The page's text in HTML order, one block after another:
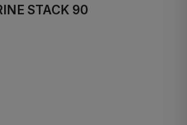
aby przywrócić dodane
poprzedniej sesji.
STACK 90